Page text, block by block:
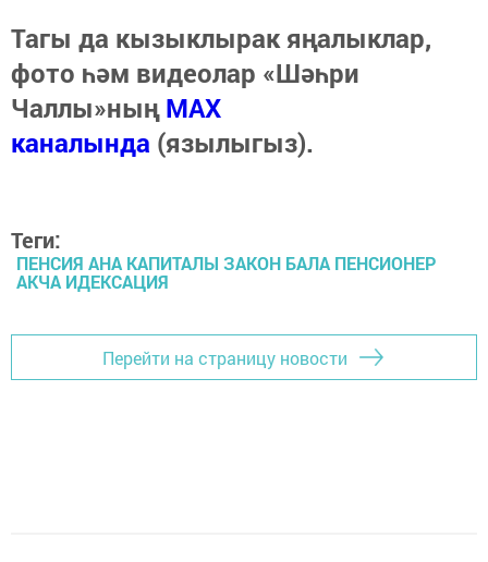
Тагы да кызыклырак яңалыклар,
фото һәм видеолар «Шәһри
Чаллы»ныңMAX
каналында (язылыгыз).
Теги:
ПЕНСИЯ АНА КАПИТАЛЫ ЗАКОН БАЛА ПЕНСИОНЕР
АКЧА ИДЕКСАЦИЯ
Перейти на страницу новости